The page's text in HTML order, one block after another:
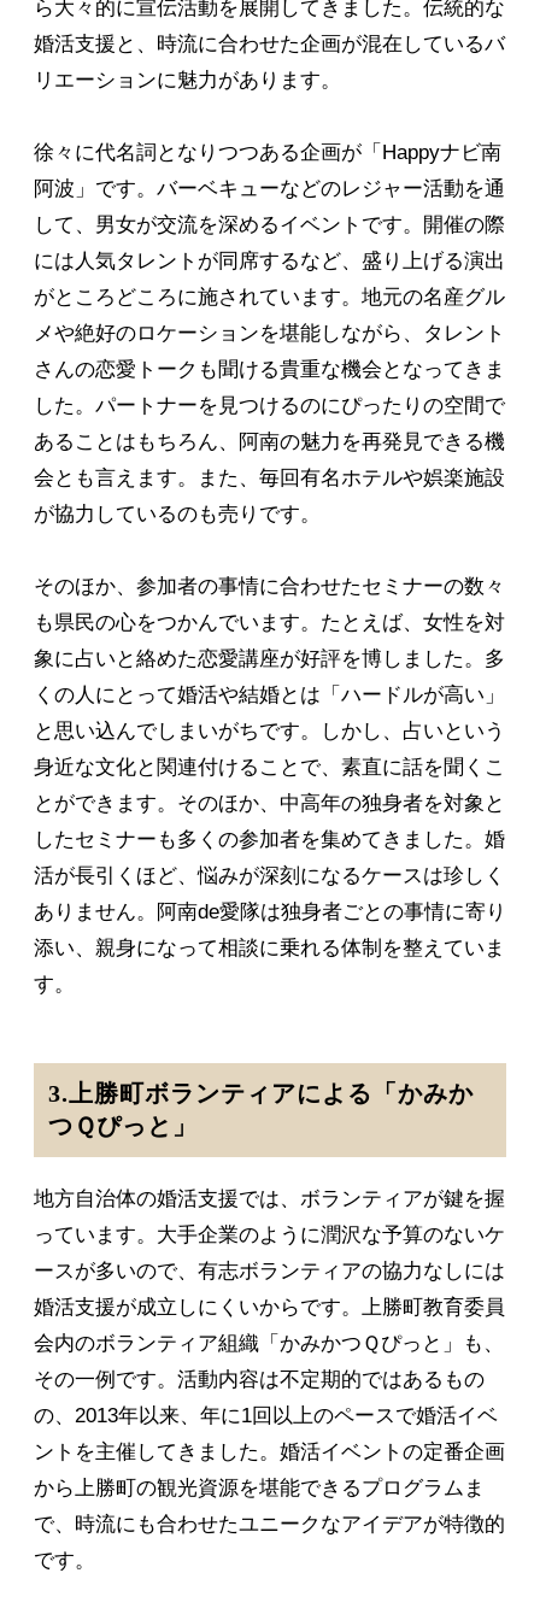
ら大々的に宣伝活動を展開してきました。伝統的な
婚活支援と、時流に合わせた企画が混在しているバ
リエーションに魅力があります。
徐々に代名詞となりつつある企画が「Happyナビ南
阿波」です。バーベキューなどのレジャー活動を通
して、男女が交流を深めるイベントです。開催の際
には人気タレントが同席するなど、盛り上げる演出
がところどころに施されています。地元の名産グル
メや絶好のロケーションを堪能しながら、タレント
さんの恋愛トークも聞ける貴重な機会となってきま
した。パートナーを見つけるのにぴったりの空間で
あることはもちろん、阿南の魅力を再発見できる機
会とも言えます。また、毎回有名ホテルや娯楽施設
が協力しているのも売りです。
そのほか、参加者の事情に合わせたセミナーの数々
も県民の心をつかんでいます。たとえば、女性を対
象に占いと絡めた恋愛講座が好評を博しました。多
くの人にとって婚活や結婚とは「ハードルが高い」
と思い込んでしまいがちです。しかし、占いという
身近な文化と関連付けることで、素直に話を聞くこ
とができます。そのほか、中高年の独身者を対象と
したセミナーも多くの参加者を集めてきました。婚
活が長引くほど、悩みが深刻になるケースは珍しく
ありません。阿南de愛隊は独身者ごとの事情に寄り
添い、親身になって相談に乗れる体制を整えていま
す。
3.上勝町ボランティアによる「かみか
つＱぴっと」
地方自治体の婚活支援では、ボランティアが鍵を握
っています。大手企業のように潤沢な予算のないケ
ースが多いので、有志ボランティアの協力なしには
婚活支援が成立しにくいからです。上勝町教育委員
会内のボランティア組織「かみかつＱぴっと」も、
その一例です。活動内容は不定期的ではあるもの
の、2013年以来、年に1回以上のペースで婚活イベ
ントを主催してきました。婚活イベントの定番企画
から上勝町の観光資源を堪能できるプログラムま
で、時流にも合わせたユニークなアイデアが特徴的
です。